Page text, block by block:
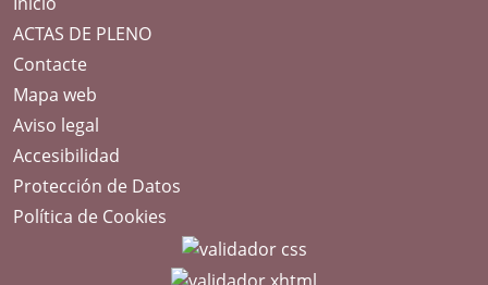
ACTAS DE PLENO
Contacte
Mapa web
Aviso legal
Accesibilidad
Protección de Datos
Política de Cookies